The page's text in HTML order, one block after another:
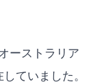
ーストラリア
ていました。